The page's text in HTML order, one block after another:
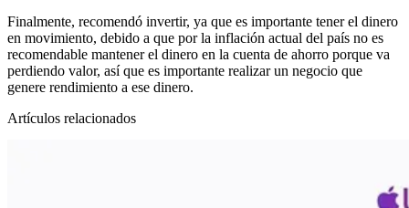
Finalmente, recomendó invertir, ya que es importante tener el dinero
en movimiento, debido a que por la inflación actual del país no es
recomendable mantener el dinero en la cuenta de ahorro porque va
perdiendo valor, así que es importante realizar un negocio que
genere rendimiento a ese dinero.
Artículos relacionados